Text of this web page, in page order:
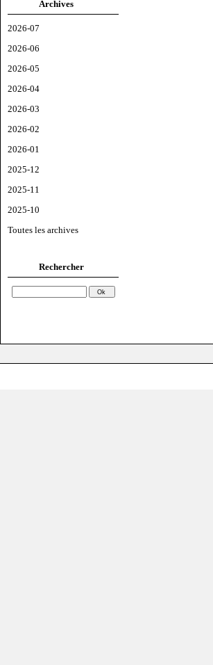
Archives
2026-07
2026-06
2026-05
2026-04
2026-03
2026-02
2026-01
2025-12
2025-11
2025-10
Toutes les archives
Rechercher